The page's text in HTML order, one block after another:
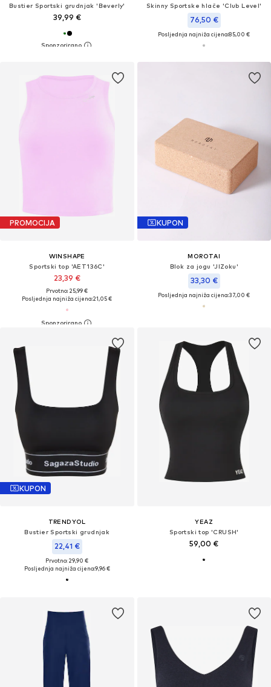
Bustier Sportski grudnjak 'Beverly'
39,99 €
Skinny Sportske hlače 'Club Level'
76,50 €
Posljednja najniža cijena:85,00 €
PROMOCIJA
WINSHAPE
Sportski top 'AET136C'
23,39 €
Prvotno: 25,99 €
Posljednja najniža cijena:21,05 €
KUPON
MOROTAI
Blok za jogu 'JIZoku'
33,30 €
Posljednja najniža cijena:37,00 €
KUPON
TRENDYOL
Bustier Sportski grudnjak
22,41 €
Prvotno: 29,90 €
Posljednja najniža cijena:9,96 €
YEAZ
Sportski top 'CRUSH'
59,00 €